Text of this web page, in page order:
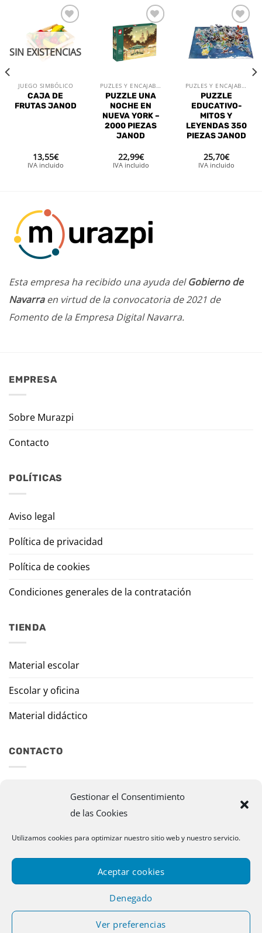
Gestionar el Consentimiento
de las Cookies
Utilizamos cookies para optimizar nuestro sitio web y nuestro servicio.
Aceptar cookies
Denegado
Ver preferencias
Añadir
a la
lista de
deseos
SIN EXISTENCIAS
JUEGO SIMBÓLICO
CAJA DE
FRUTAS JANOD
13,55€
IVA incluido
Añadir
a la
lista de
deseos
PUZLES Y ENCAJABLES
PUZZLE UNA
NOCHE EN
NUEVA YORK –
2000 PIEZAS
JANOD
22,99€
IVA incluido
Añadir
a la
lista de
deseos
PUZLES Y ENCAJABLES
PUZZLE
EDUCATIVO-
MITOS Y
LEYENDAS 350
PIEZAS JANOD
25,70€
IVA incluido
Esta empresa ha recibido una ayuda delGobierno de
Navarraen virtud de la convocatoria de 2021 de
Fomento de la Empresa Digital Navarra.
EMPRESA
Sobre Murazpi
Contacto
POLÍTICAS
Aviso legal
Política de privacidad
Política de cookies
Condiciones generales de la contratación
TIENDA
Material escolar
Escolar y oficina
Material didáctico
CONTACTO
murazpi@murazpi.com
948 234 436 – 623 195 518